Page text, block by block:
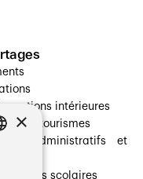
intérieures
et tourismes
administratifs et
scolaires
×